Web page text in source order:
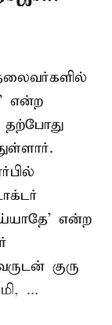
என்ற
தற்போது
என்ற
குரு
...